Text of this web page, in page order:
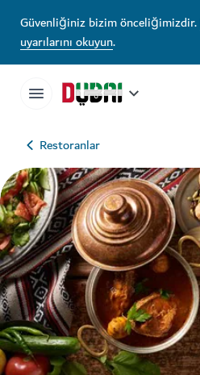
Güvenliğiniz bizim önceliğimizdir.
uyarılarını okuyun.
Restoranlar